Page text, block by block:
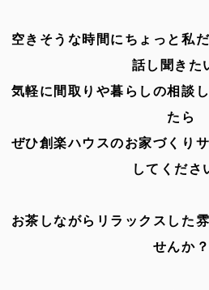
空きそうな時間にちょっと私
話し聞きた
気軽に間取りや暮らしの相談
たら
ぜひ創楽ハウスのお家づくり
してくださ
お茶しながらリラックスした
せんか？